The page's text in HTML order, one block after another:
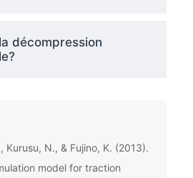
décompression
Kurusu, N., & Fujino, K. (2013).
model for traction